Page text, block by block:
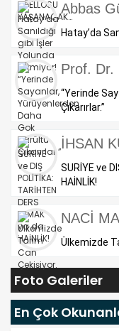
Abbas
Hatay’da
Prof. Dr.
“Yerinde
Çıkarırlar.”
İHSAN
SURİYE ve
HAİNLİK!
NACİ
Ülkemizde
Foto Galeriler
En Çok